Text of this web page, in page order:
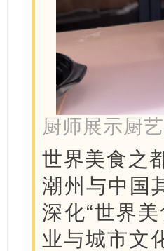
厨师展示厨
世界美食之
潮州与中国
深化“世界
业与城市文